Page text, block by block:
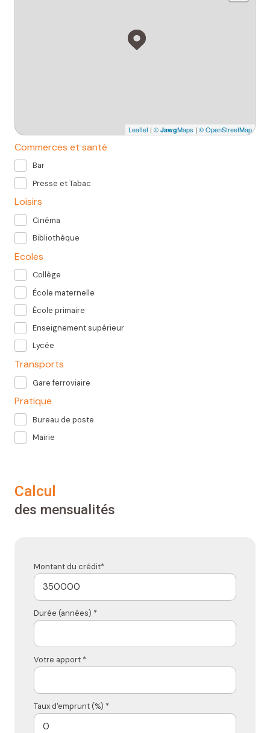
Leaflet | © JawgMaps | © OpenStreetMap
Commerces et santé
Bar
Presse et Tabac
Loisirs
Cinéma
Bibliothèque
Ecoles
Collège
École maternelle
École primaire
Enseignement supérieur
Lycée
Transports
Gare ferroviaire
Pratique
Bureau de poste
Mairie
calcul
des mensualités
Montant du crédit*
Durée (années) *
Votre apport *
Taux d'emprunt (%) *